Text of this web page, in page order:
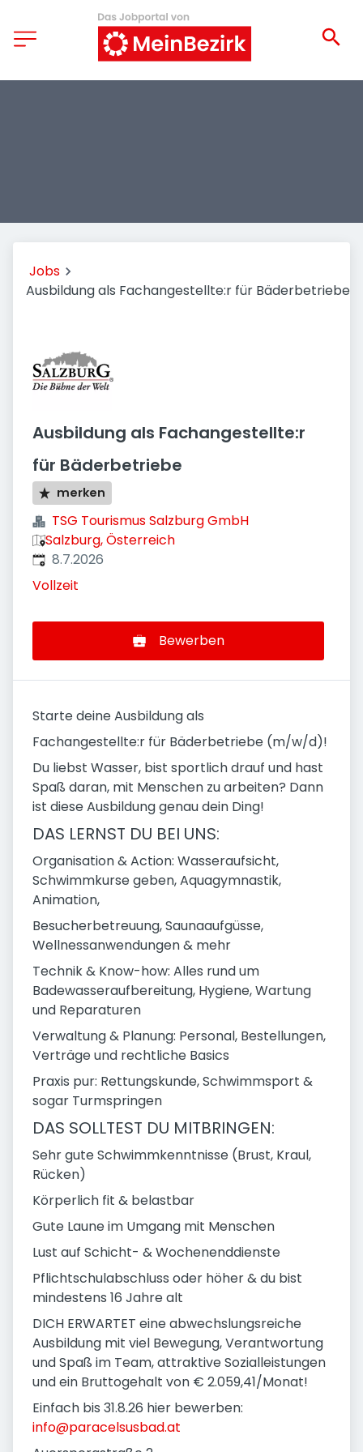
Jobs
Ausbildung als Fachangestellte:r für Bäderbetriebe
Ausbildung als Fachangestellte:r
für Bäderbetriebe
merken
TSG Tourismus Salzburg GmbH
Salzburg, Österreich
Veröffentlicht
8.7.2026
Vollzeit
Bewerben
Starte deine Ausbildung als
Fachangestellte:r für Bäderbetriebe (m/w/d)!
Du liebst Wasser, bist sportlich drauf und hast
Spaß daran, mit Menschen zu arbeiten? Dann
ist diese Ausbildung genau dein Ding!
DAS LERNST DU BEI UNS:
Organisation & Action: Wasseraufsicht,
Schwimmkurse geben, Aquagymnastik,
Animation,
Besucherbetreuung, Saunaaufgüsse,
Wellnessanwendungen & mehr
Technik & Know-how: Alles rund um
Badewasseraufbereitung, Hygiene, Wartung
und Reparaturen
Verwaltung & Planung: Personal, Bestellungen,
Verträge und rechtliche Basics
Praxis pur: Rettungskunde, Schwimmsport &
sogar Turmspringen
DAS SOLLTEST DU MITBRINGEN:
Sehr gute Schwimmkenntnisse (Brust, Kraul,
Rücken)
Körperlich fit & belastbar
Gute Laune im Umgang mit Menschen
Lust auf Schicht- & Wochenenddienste
Pflichtschulabschluss oder höher & du bist
mindestens 16 Jahre alt
DICH ERWARTET eine abwechslungsreiche
Ausbildung mit viel Bewegung, Verantwortung
und Spaß im Team, attraktive Sozialleistungen
und ein Bruttogehalt von € 2.059,41/Monat!
Einfach bis 31.8.26 hier bewerben:
info@paracelsusbad.at